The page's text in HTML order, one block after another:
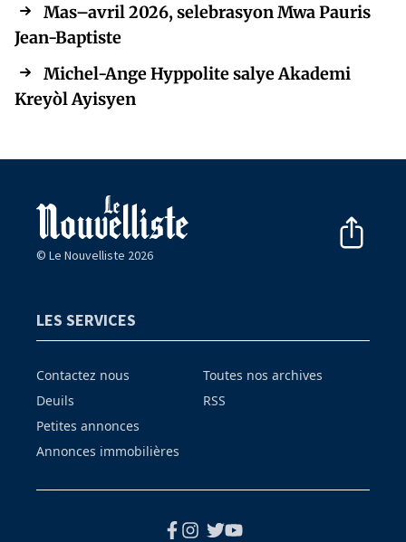
Mas–avril 2026, selebrasyon Mwa Pauris
Jean-Baptiste
Michel-Ange Hyppolite salye Akademi
Kreyòl Ayisyen
© Le Nouvelliste 2026
LES SERVICES
Contactez nous
Deuils
Petites annonces
Annonces immobilières
Toutes nos archives
RSS